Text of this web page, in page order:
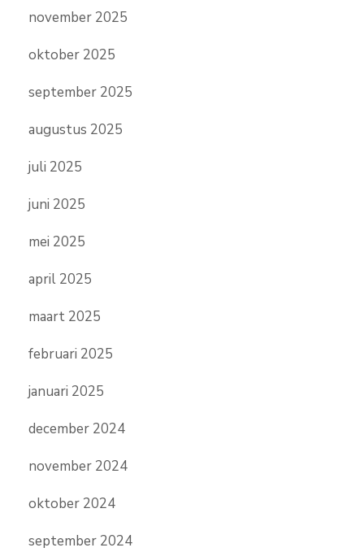
november 2025
oktober 2025
september 2025
augustus 2025
juli 2025
juni 2025
mei 2025
april 2025
maart 2025
februari 2025
januari 2025
december 2024
november 2024
oktober 2024
september 2024